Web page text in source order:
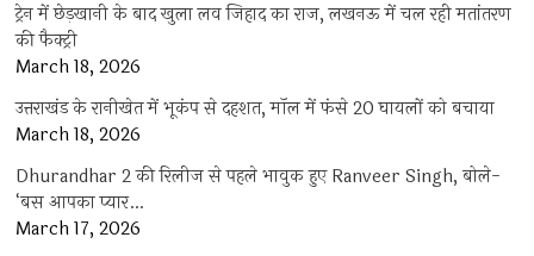
ट्रेन में छेड़खानी के बाद खुला लव जिहाद का राज, लखनऊ में चल रही मतांतरण
की फैक्ट्री
March 18, 2026
उत्तराखंड के रानीखेत में भूकंप से दहशत, मॉल में फंसे 20 घायलों को बचाया
March 18, 2026
Dhurandhar 2 की रिलीज से पहले भावुक हुए Ranveer Singh, बोले-
‘बस आपका प्यार…
March 17, 2026